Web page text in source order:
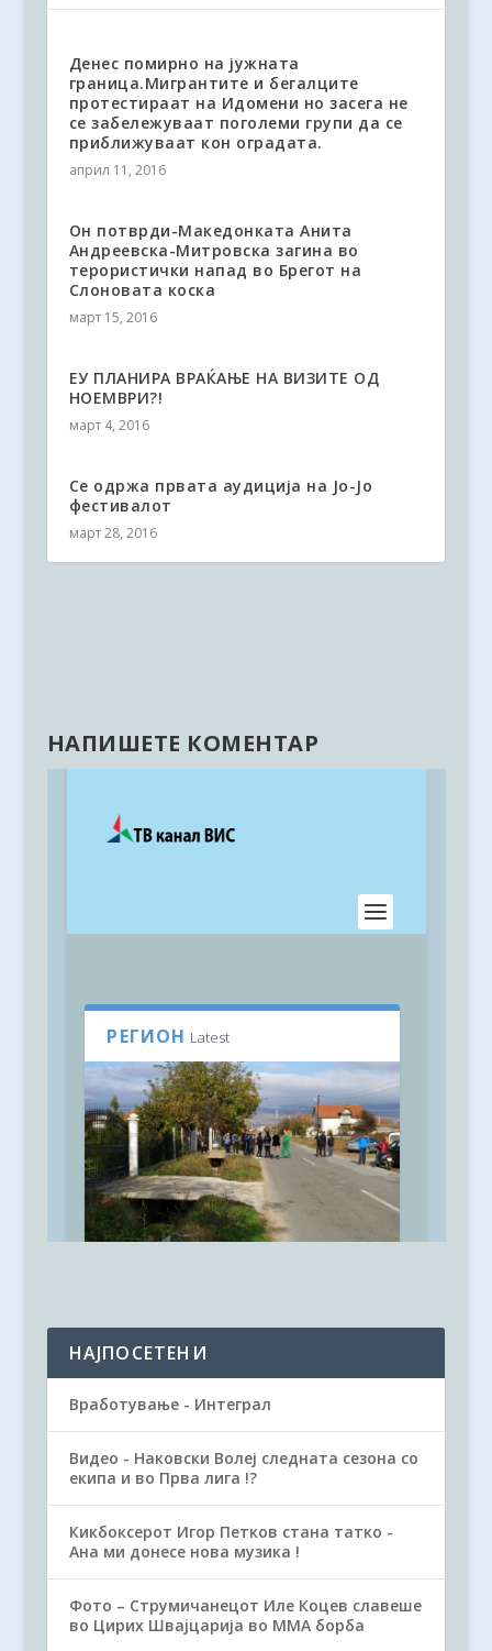
Денес помирно на јужната
граница.Мигрантите и бегалците
протестираат на Идомени но засега не
се забележуваат поголеми групи да се
приближуваат кон оградата.
април 11, 2016
Он потврди-Македонката Анита
Андреевска-Митровска загина во
терористички напад во Брегот на
Слоновата коска
март 15, 2016
ЕУ ПЛАНИРА ВРАЌАЊЕ НА ВИЗИТЕ ОД
НОЕМВРИ?!
март 4, 2016
Се одржа првата аудиција на Јо-Јо
фестивалот
март 28, 2016
НАПИШЕТЕ КОМЕНТАР
НАЈПОСЕТЕНИ
Вработување - Интеграл
Видео - Наковски Волеј следната сезона со
екипа и во Прва лига !?
Кикбоксерот Игор Петков стана татко -
Ана ми донесе нова музика !
Фото – Струмичанецот Илe Коцев славеше
во Цирих Шваjцарија во ММА борба